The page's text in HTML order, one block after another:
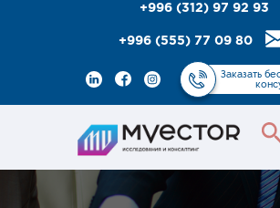
+996 (312) 97 92 93
+996 (555) 77 09 80
Заказать